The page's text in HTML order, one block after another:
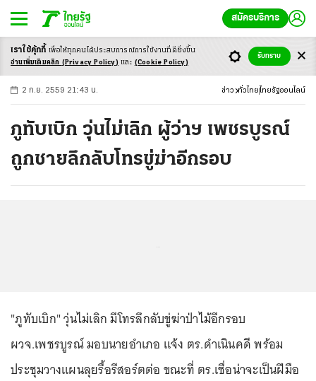
สมัครบริการ
-ก ก ก+
2 ก.ย. 2559 21:43 น. ข่าว ทั่วไทย ไทยรัฐออนไลน์
ภูทับเบิก วุ่นไม่เลิก ผู้ว่าฯ เพชรบูรณ์
ถูกชายลึกลับโทรขู่ฆ่าอีกรอบ
"ภูทับเบิก" วุ่นไม่เลิก มีโทรลึกลับขู่ฆ่าป่าไม้อีกรอบ
ผวจ.เพชรบูรณ์ มอบนายอำเภอ แจ้ง ตร.ดำเนินคดี พร้อม
ประชุมวางแผนลุยรื้อรีสอร์ตต่อ ขณะที่ ตร.เชื่อน่าจะเป็นฝีมือ
เราใช้คุ้กกี้ เพื่อให้ทุกคนได้ประสบการณ์การใช้งานที่ดียิ่งขึ้น
อ่านเพิ่มเติมคลิก (Privacy Policy) และ (Cookie Policy)
รับทราบ